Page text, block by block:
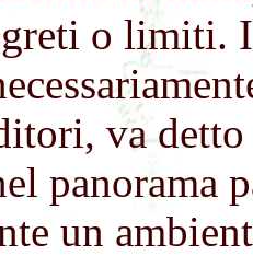
o limiti.
va detto
panorama
un